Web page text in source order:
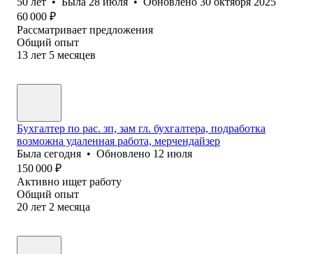
60 000 ₽
Рассматривает предложения
Общий опыт
13 лет 5 месяцев
Бухгалтер по рас. зп, зам гл. бухгалтера, подработка
возможна удаленная работа, мерчендайзер
Была сегодня • Обновлено 12 июля
150 000 ₽
Активно ищет работу
Общий опыт
20 лет 2 месяца